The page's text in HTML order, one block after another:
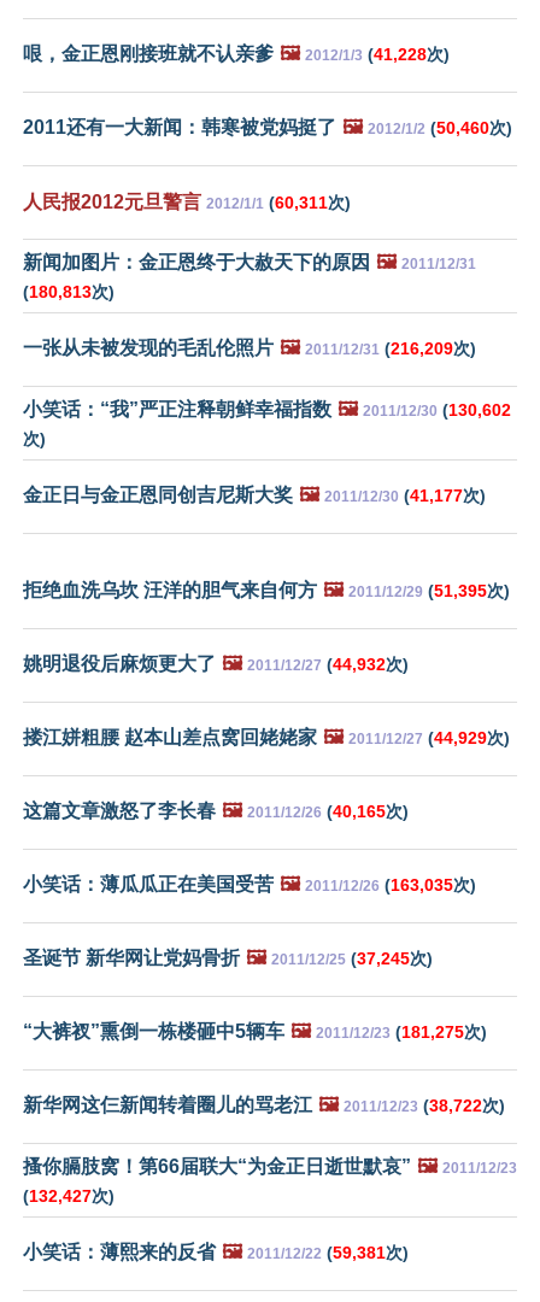
哏，金正恩刚接班就不认亲爹 🖼️ 2012/1/3 (41,228次)
2011还有一大新闻：韩寒被党妈挺了 🖼️ 2012/1/2 (50,460次)
人民报2012元旦警言 2012/1/1 (60,311次)
新闻加图片：金正恩终于大赦天下的原因 🖼️ 2011/12/31
(180,813次)
一张从未被发现的毛乱伦照片 🖼️ 2011/12/31 (216,209次)
小笑话：“我”严正注释朝鲜幸福指数 🖼️ 2011/12/30 (130,602
次)
金正日与金正恩同创吉尼斯大奖 🖼️ 2011/12/30 (41,177次)
拒绝血洗乌坎 汪洋的胆气来自何方 🖼️ 2011/12/29 (51,395次)
姚明退役后麻烦更大了 🖼️ 2011/12/27 (44,932次)
搂江姘粗腰 赵本山差点窝回姥姥家 🖼️ 2011/12/27 (44,929次)
这篇文章激怒了李长春 🖼️ 2011/12/26 (40,165次)
小笑话：薄瓜瓜正在美国受苦 🖼️ 2011/12/26 (163,035次)
圣诞节 新华网让党妈骨折 🖼️ 2011/12/25 (37,245次)
“大裤衩”熏倒一栋楼砸中5辆车 🖼️ 2011/12/23 (181,275次)
新华网这仨新闻转着圈儿的骂老江 🖼️ 2011/12/23 (38,722次)
搔你膈肢窝！第66届联大“为金正日逝世默哀” 🖼️ 2011/12/23
(132,427次)
小笑话：薄熙来的反省 🖼️ 2011/12/22 (59,381次)